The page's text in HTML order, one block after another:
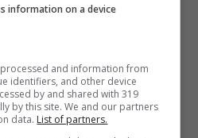
information on a device
and information from
identifiers, and other device
by and shared with 319
by this site. We and our partners
data. List of partners.